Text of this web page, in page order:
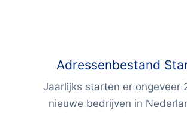
Adressenbestand
Jaarlijks starten er ongeveer
nieuwe bedrijven in